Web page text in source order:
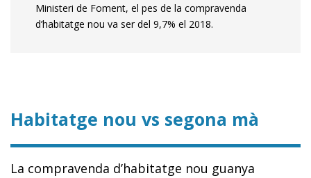
Ministeri de Foment, el pes de la compravenda
d’habitatge nou va ser del 9,7% el 2018.
Habitatge nou vs segona mà
La compravenda d’habitatge nou guanya